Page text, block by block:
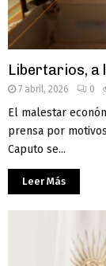
Libertarios, a
7 abril, 2026 0
El malestar
prensa por
Caputo se...
Leer Más